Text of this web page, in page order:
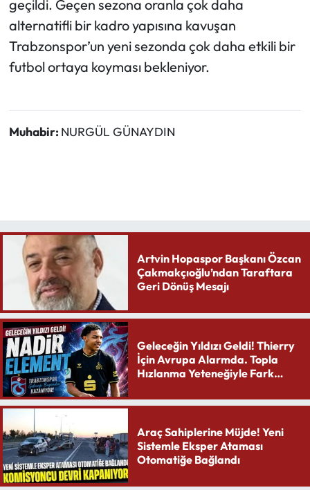
geçildi. Geçen sezona oranla çok daha
alternatifli bir kadro yapısına kavuşan
Trabzonspor’un yeni sezonda çok daha etkili bir
futbol ortaya koyması bekleniyor.
Muhabir: NURGÜL GÜNAYDIN
Artvin Hopaspor Başkanı Özcan
Çakmakçıoğlu’ndan Taraftara
Geri Dönüş Mesajı
Geleceğin Yıldızı Geldi! Thierry
İçin Avrupa Alarmda. Topla
Hızlanma Yeteneğiyle Fark
Araç Sahiplerine Müjde! Yeni
Sistemle Eksper Ataması
Otomatiğe Bağlandı